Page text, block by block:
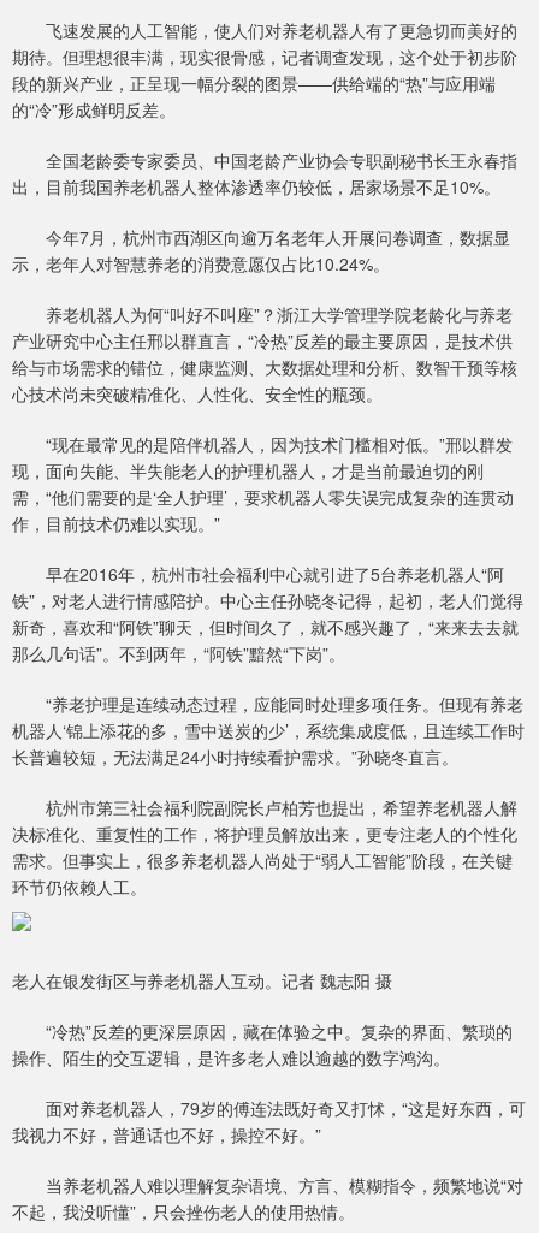
飞速发展的人工智能，使人们对养老机器人有了更急切而美好的
期待。但理想很丰满，现实很骨感，记者调查发现，这个处于初步阶
段的新兴产业，正呈现一幅分裂的图景——供给端的“热”与应用端
的“冷”形成鲜明反差。
全国老龄委专家委员、中国老龄产业协会专职副秘书长王永春指
出，目前我国养老机器人整体渗透率仍较低，居家场景不足10%。
今年7月，杭州市西湖区向逾万名老年人开展问卷调查，数据显
示，老年人对智慧养老的消费意愿仅占比10.24%。
养老机器人为何“叫好不叫座”？浙江大学管理学院老龄化与养老
产业研究中心主任邢以群直言，“冷热”反差的最主要原因，是技术供
给与市场需求的错位，健康监测、大数据处理和分析、数智干预等核
心技术尚未突破精准化、人性化、安全性的瓶颈。
“现在最常见的是陪伴机器人，因为技术门槛相对低。”邢以群发
现，面向失能、半失能老人的护理机器人，才是当前最迫切的刚
需，“他们需要的是‘全人护理’，要求机器人零失误完成复杂的连贯动
作，目前技术仍难以实现。”
早在2016年，杭州市社会福利中心就引进了5台养老机器人“阿
铁”，对老人进行情感陪护。中心主任孙晓冬记得，起初，老人们觉得
新奇，喜欢和“阿铁”聊天，但时间久了，就不感兴趣了，“来来去去就
那么几句话”。不到两年，“阿铁”黯然“下岗”。
“养老护理是连续动态过程，应能同时处理多项任务。但现有养老
机器人‘锦上添花的多，雪中送炭的少’，系统集成度低，且连续工作时
长普遍较短，无法满足24小时持续看护需求。”孙晓冬直言。
杭州市第三社会福利院副院长卢柏芳也提出，希望养老机器人解
决标准化、重复性的工作，将护理员解放出来，更专注老人的个性化
需求。但事实上，很多养老机器人尚处于“弱人工智能”阶段，在关键
环节仍依赖人工。
老人在银发街区与养老机器人互动。记者 魏志阳 摄
“冷热”反差的更深层原因，藏在体验之中。复杂的界面、繁琐的
操作、陌生的交互逻辑，是许多老人难以逾越的数字鸿沟。
面对养老机器人，79岁的傅连法既好奇又打怵，“这是好东西，可
我视力不好，普通话也不好，操控不好。”
当养老机器人难以理解复杂语境、方言、模糊指令，频繁地说“对
不起，我没听懂”，只会挫伤老人的使用热情。